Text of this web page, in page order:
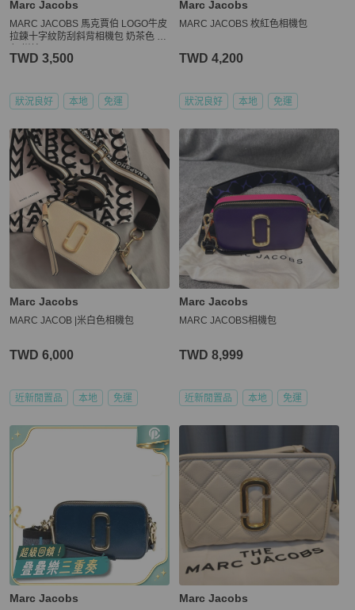
Marc Jacobs
MARC JACOBS 馬克賈伯 LOGO牛皮
拉鍊十字紋防刮斜背相機包 奶茶色 綠
TWD 3,500
狀況良好 本地 免運
Marc Jacobs
MARC JACOBS 枚紅色相機包
TWD 4,200
狀況良好 本地 免運
Marc Jacobs
MARC JACOB |米白色相機包
TWD 6,000
近新閒置品 本地 免運
Marc Jacobs
MARC JACOBS相機包
TWD 8,999
近新閒置品 本地 免運
Marc Jacobs Marc Jacobs